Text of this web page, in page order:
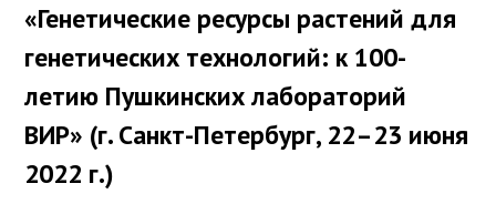
«Генетические ресурсы растений для
генетических технологий: к 100-
летию Пушкинских лабораторий
ВИР» (г. Санкт-Петербург, 22–23 июня
2022 г.)